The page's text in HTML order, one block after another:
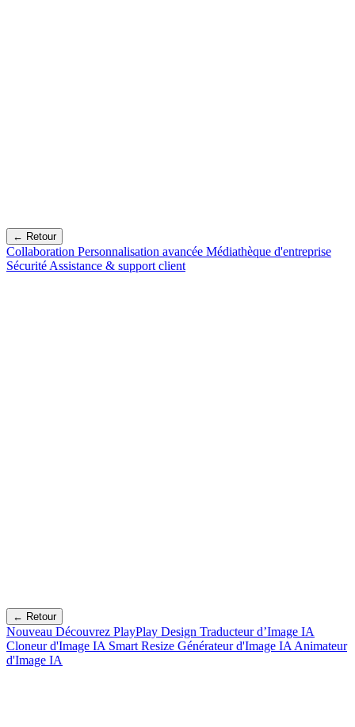
← Retour
Collaboration Personnalisation avancée Médiathèque d'entreprise
Sécurité Assistance & support client
← Retour
Nouveau Découvrez PlayPlay Design Traducteur d’Image IA
Cloneur d'Image IA Smart Resize Générateur d'Image IA Animateur
d'Image IA